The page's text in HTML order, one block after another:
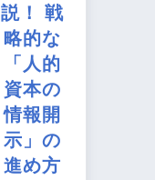
説！ 戦
略的な
「人的
資本の
情報開
示」の
進め方